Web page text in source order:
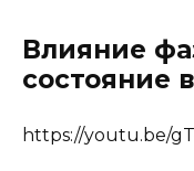
Влияние
состояние
https://youtu.be/